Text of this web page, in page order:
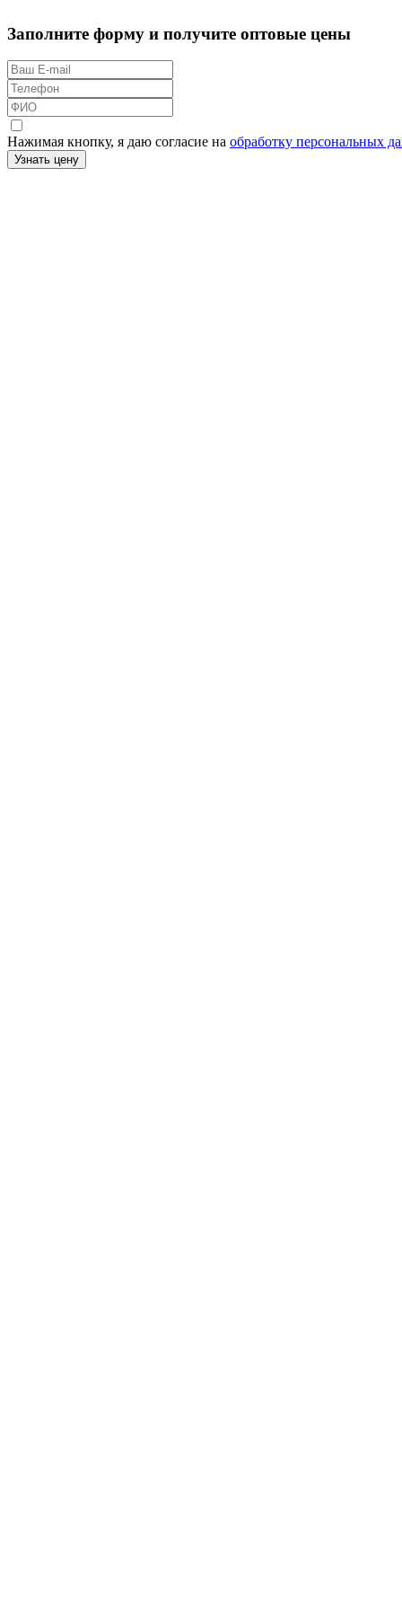
Заполните форму и получите оптовые цены
Нажимая кнопку, я даю согласие на обработку персональных
Узнать цену